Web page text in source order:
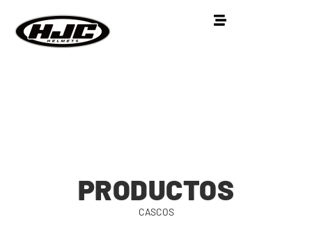
PRODUCTOS
CASCOS